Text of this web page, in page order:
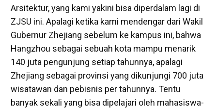
Arsitektur, yang kami yakini bisa diperdalam lagi di
ZJSU ini. Apalagi ketika kami mendengar dari Wakil
Gubernur Zhejiang sebelum ke kampus ini, bahwa
Hangzhou sebagai sebuah kota mampu menarik
140 juta pengunjung setiap tahunnya, apalagi
Zhejiang sebagai provinsi yang dikunjungi 700 juta
wisatawan dan pebisnis per tahunnya. Tentu
banyak sekali yang bisa dipelajari oleh mahasiswa-